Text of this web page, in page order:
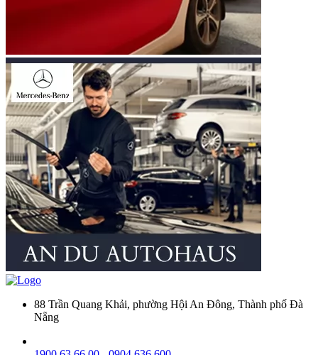
88 Trần Quang Khải, phường Hội An Đông, Thành phố Đà
Nẵng